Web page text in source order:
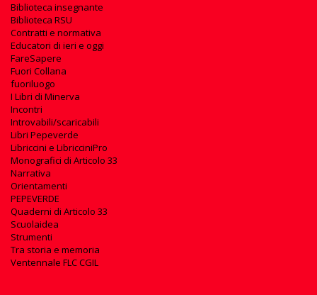
Biblioteca insegnante
Biblioteca RSU
Contratti e normativa
Educatori di ieri e oggi
FareSapere
Fuori Collana
fuoriluogo
I Libri di Minerva
Incontri
Introvabili/scaricabili
Libri Pepeverde
Libriccini e LibricciniPro
Monografici di Articolo 33
Narrativa
Orientamenti
PEPEVERDE
Quaderni di Articolo 33
Scuolaidea
Strumenti
Tra storia e memoria
Ventennale FLC CGIL